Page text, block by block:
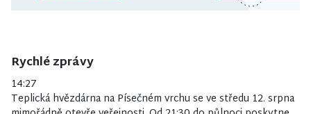
Rychlé zprávy
14:27
Teplická hvězdárna na Písečném vrchu se ve středu 12. srpna